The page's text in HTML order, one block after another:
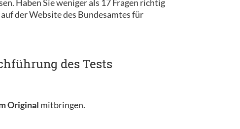
Haben Sie weniger als 17 Fragen richtig
der Website des Bundesamtes für
des Tests
Original mitbringen.